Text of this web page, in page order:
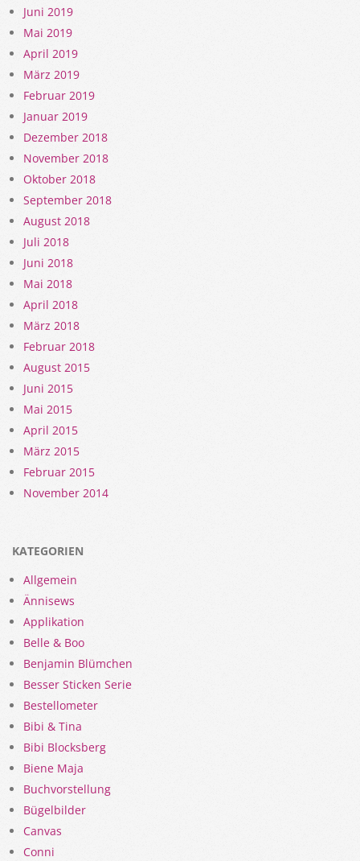
Juni 2019
Mai 2019
April 2019
März 2019
Februar 2019
Januar 2019
Dezember 2018
November 2018
Oktober 2018
September 2018
August 2018
Juli 2018
Juni 2018
Mai 2018
April 2018
März 2018
Februar 2018
August 2015
Juni 2015
Mai 2015
April 2015
März 2015
Februar 2015
November 2014
KATEGORIEN
Allgemein
Ännisews
Applikation
Belle & Boo
Benjamin Blümchen
Besser Sticken Serie
Bestellometer
Bibi & Tina
Bibi Blocksberg
Biene Maja
Buchvorstellung
Bügelbilder
Canvas
Conni